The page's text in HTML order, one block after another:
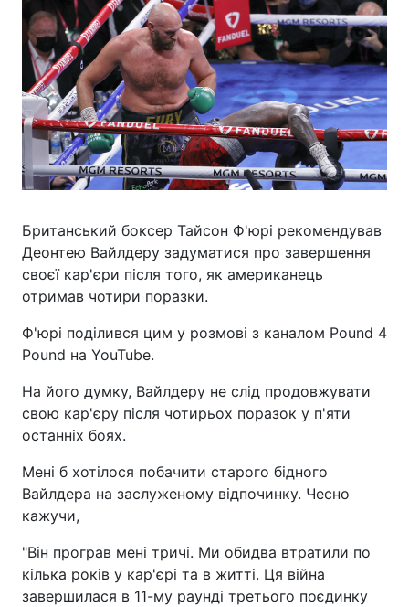
Британський боксер Тайсон Ф'юрі рекомендував
Деонтею Вайлдеру задуматися про завершення
своєї кар'єри після того, як американець
отримав чотири поразки.
Ф'юрі поділився цим у розмові з каналом Pound 4
Pound на YouTube.
На його думку, Вайлдеру не слід продовжувати
свою кар'єру після чотирьох поразок у п'яти
останніх боях.
Мені б хотілося побачити старого бідного
Вайлдера на заслуженому відпочинку. Чесно
кажучи,
"Він програв мені тричі. Ми обидва втратили по
кілька років у кар'єрі та в житті. Ця війна
завершилася в 11-му раунді третього поєдинку